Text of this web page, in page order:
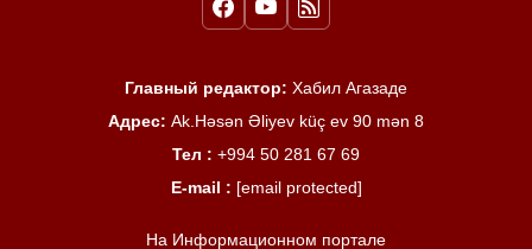
Главный редактор: Хабил Агазаде
Адрес: Ak.Həsən Əliyev küç ev 90 mən 8
Тел : +994 50 281 67 69
E-mail : [email protected]
На Информационном портале